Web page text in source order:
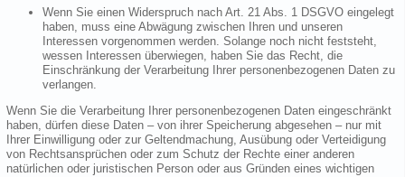
Wenn Sie einen Widerspruch nach Art. 21 Abs. 1 DSGVO eingelegt
haben, muss eine Abwägung zwischen Ihren und unseren
Interessen vorgenommen werden. Solange noch nicht feststeht,
wessen Interessen überwiegen, haben Sie das Recht, die
Einschränkung der Verarbeitung Ihrer personenbezogenen Daten zu
verlangen.
Wenn Sie die Verarbeitung Ihrer personenbezogenen Daten eingeschränkt
haben, dürfen diese Daten – von ihrer Speicherung abgesehen – nur mit
Ihrer Einwilligung oder zur Geltendmachung, Ausübung oder Verteidigung
von Rechtsansprüchen oder zum Schutz der Rechte einer anderen
natürlichen oder juristischen Person oder aus Gründen eines wichtigen